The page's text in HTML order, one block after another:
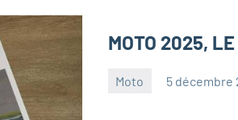
MOTO 2025,
Moto 5 décembre